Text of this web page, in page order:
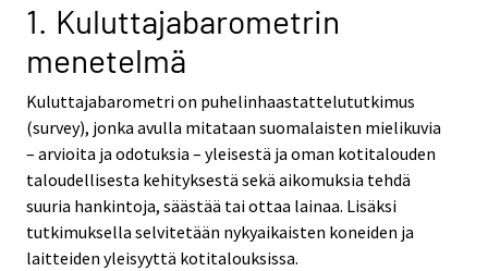
1. Kuluttajabarometrin
menetelmä
Kuluttajabarometri on puhelinhaastattelututkimus
(survey), jonka avulla mitataan suomalaisten mielikuvia
– arvioita ja odotuksia – yleisestä ja oman kotitalouden
taloudellisesta kehityksestä sekä aikomuksia tehdä
suuria hankintoja, säästää tai ottaa lainaa. Lisäksi
tutkimuksella selvitetään nykyaikaisten koneiden ja
laitteiden yleisyyttä kotitalouksissa.